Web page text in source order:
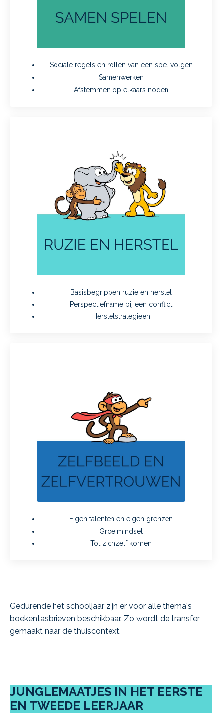
Sociale regels en rollen van een spel volgen
Samenwerken
Afstemmen op elkaars noden
Basisbegrippen ruzie en herstel
Perspectiefname bij een conflict
Herstelstrategieën
Eigen talenten en eigen grenzen
Groeimindset
Tot zichzelf komen
Gedurende het schooljaar zijn er voor alle thema's
boekentasbrieven beschikbaar. Zo wordt de transfer
gemaakt naar de thuiscontext.
JUNGLEMAATJES IN HET EERSTE
EN TWEEDE LEERJAAR